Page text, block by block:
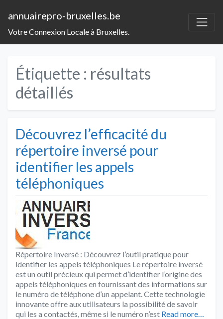
annuairepro-bruxelles.be
Votre Connexion Locale à Bruxelles.
Étiquette : résultats
détaillés
Découvrez l’efficacité du
répertoire inversé pour
identifier les appels
téléphoniques
Répertoire Inversé : Découvrez l’outil pratique pour
identifier les appels téléphoniques Le répertoire inversé
est un outil précieux qui permet d’identifier l’origine des
appels téléphoniques en fournissant des informations sur
le numéro de téléphone d’un appelant. Cette technologie
innovante offre aux utilisateurs la possibilité de savoir
qui les a contactés, même si le numéro n’est Read more…